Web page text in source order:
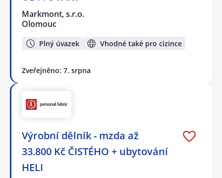
Markmont, s.r.o.
Olomouc
Plný úvazek Vhodné také pro cizince
Zveřejněno: 7. srpna
Výrobní dělník - mzda až
33.800 Kč ČISTÉHO + ubytování
HELI